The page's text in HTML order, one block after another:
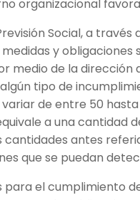
organizacional
Social, a
y obligaciones
medio de la
tipo de
de entre 50
a una cantidad de
antes
que se puedan
el cumplimiento